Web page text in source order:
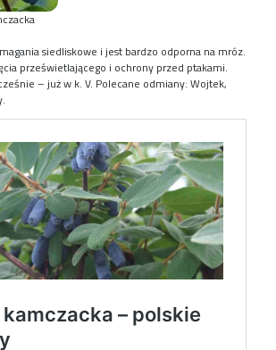
siedliskowe i jest bardzo odporna na mróz.
prześwietlającego i ochrony przed ptakami.
– już w k. V. Polecane odmiany: Wojtek,